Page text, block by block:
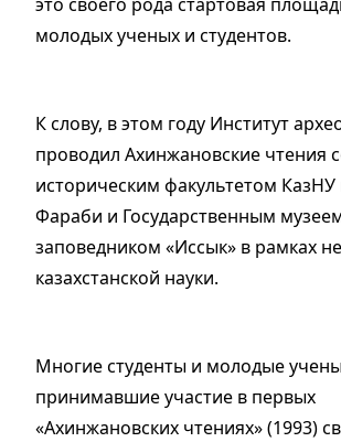
молодых ученых и студентов.
К слову, в этом году Институт
проводил Ахинжановские чтения
историческим факультетом
Фараби и Государственным
заповедником «Иссык» в рамках
казахстанской науки.
Многие студенты и молодые
принимавшие участие в первых
«Ахинжановских чтениях» (1993)